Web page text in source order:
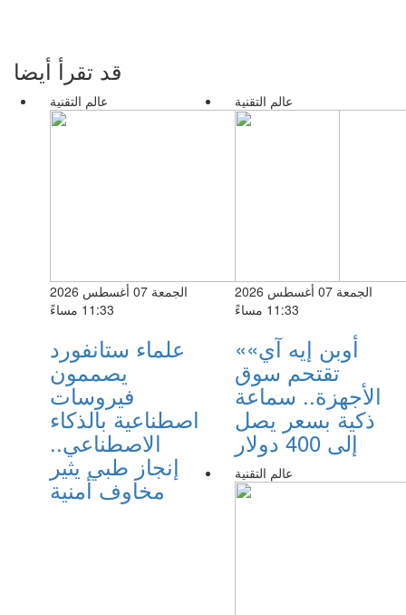
قد تقرأ أيضا
عالم التقنية
الجمعة 07 أغسطس 2026
11:33 مساءً
علماء ستانفورد
يصممون
فيروسات
اصطناعية بالذكاء
الاصطناعي..
إنجاز طبي يثير
مخاوف أمنية
عالم التقنية
الجمعة 07 أغسطس 2026
11:33 مساءً
«أوبن إيه آي»
تقتحم سوق
الأجهزة.. سماعة
ذكية بسعر يصل
إلى 400 دولار
عالم التقنية